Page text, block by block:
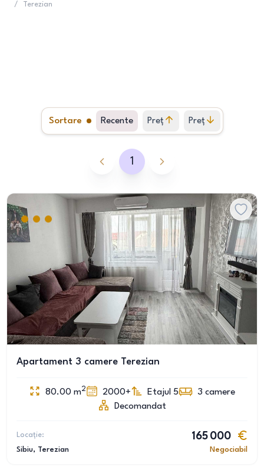
/
Terezian
Sortare Recente Preț
crescător
Preț
descrescător
1
Apartament 3 camere Terezian
80.00 m2 2000+ Etajul 5 3 camere
Decomandat
Locație:
Sibiu, Terezian
165 000
Negociabil